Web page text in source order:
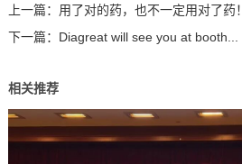
上一篇： 用了对的药，也不一定用对了药
下一篇： Diagreat will see you at booth...
相关推荐